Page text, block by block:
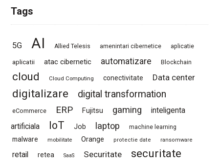
Tags
5G AI Allied Telesis amenintari cibernetice aplicatie
aplicatii atac cibernetic automatizare Blockchain
cloud Cloud Computing conectivitate Data center
digitalizare digital transformation
eCommerce ERP Fujitsu gaming
inteligenta
artificiala
IoT Job laptop machine learning
malware mobilitate Orange protectie date ransomware
retail retea SaaS Securitate
securitate